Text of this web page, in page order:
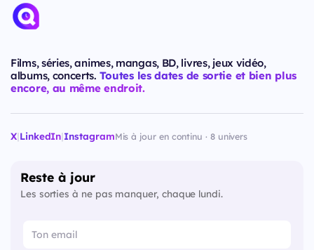
Films, séries, animes, mangas, BD, livres, jeux vidéo,
albums, concerts. Toutes les dates de sortie et bien plus
encore, au même endroit.
X|LinkedIn|InstagramMis à jour en continu · 8 univers
Reste à jour
Les sorties à ne pas manquer, chaque lundi.